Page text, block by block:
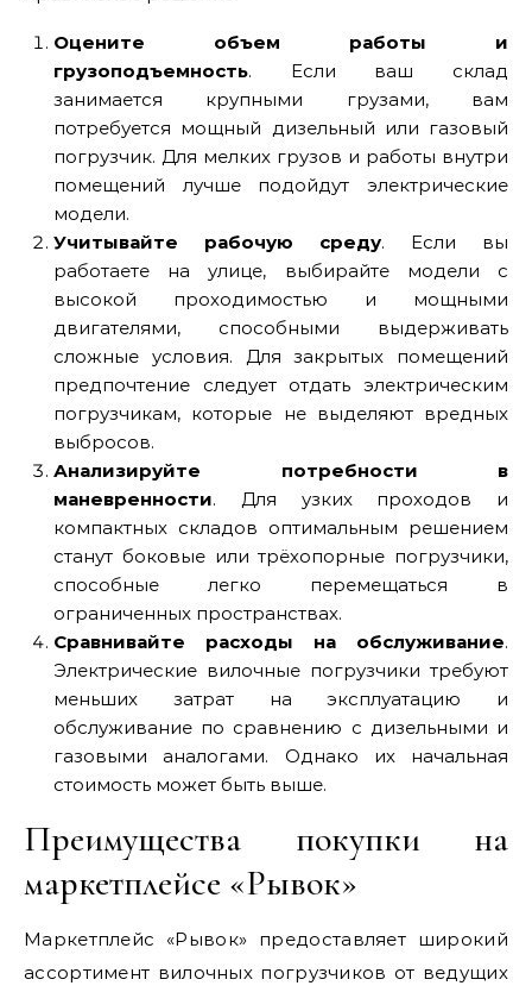
Оцените объем работы и
грузоподъемность. Если ваш склад
занимается крупными грузами, вам
потребуется мощный дизельный или газовый
погрузчик. Для мелких грузов и работы внутри
помещений лучше подойдут электрические
модели.
Учитывайте рабочую среду. Если вы
работаете на улице, выбирайте модели с
высокой проходимостью и мощными
двигателями, способными выдерживать
сложные условия. Для закрытых помещений
предпочтение следует отдать электрическим
погрузчикам, которые не выделяют вредных
выбросов.
Анализируйте потребности в
маневренности. Для узких проходов и
компактных складов оптимальным решением
станут боковые или трёхопорные погрузчики,
способные легко перемещаться в
ограниченных пространствах.
Сравнивайте расходы на обслуживание.
Электрические вилочные погрузчики требуют
меньших затрат на эксплуатацию и
обслуживание по сравнению с дизельными и
газовыми аналогами. Однако их начальная
стоимость может быть выше.
Преимущества покупки на
маркетплейсе «Рывок»
Маркетплейс «Рывок» предоставляет широкий
ассортимент вилочных погрузчиков от ведущих